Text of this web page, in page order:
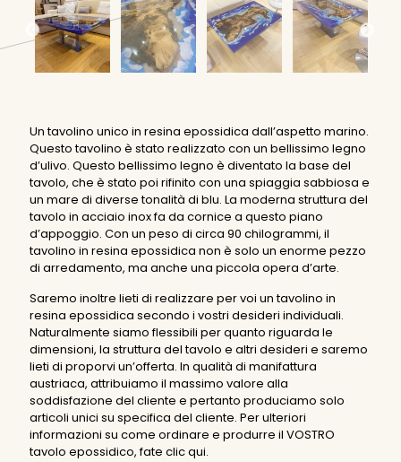
Un tavolino unico in resina epossidica dall’aspetto marino.
Questo tavolino è stato realizzato con un bellissimo legno
d’ulivo. Questo bellissimo legno è diventato la base del
tavolo, che è stato poi rifinito con una spiaggia sabbiosa e
un mare di diverse tonalità di blu. La moderna struttura del
tavolo in acciaio inox fa da cornice a questo piano
d’appoggio. Con un peso di circa 90 chilogrammi, il
tavolino in resina epossidica non è solo un enorme pezzo
di arredamento, ma anche una piccola opera d’arte.
Saremo inoltre lieti di realizzare per voi un tavolino in
resina epossidica secondo i vostri desideri individuali.
Naturalmente siamo flessibili per quanto riguarda le
dimensioni, la struttura del tavolo e altri desideri e saremo
lieti di proporvi un’offerta. In qualità di manifattura
austriaca, attribuiamo il massimo valore alla
soddisfazione del cliente e pertanto produciamo solo
articoli unici su specifica del cliente. Per ulteriori
informazioni su come ordinare e produrre il VOSTRO
tavolo epossidico, fate clic qui.